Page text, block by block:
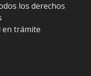
los derechos
en trámite